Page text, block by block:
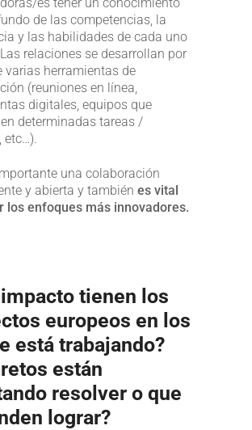
de las competencias, la
y las habilidades de cada uno
relaciones se desarrollan por
varias herramientas de
(reuniones en línea,
digitales, equipos que
determinadas tareas /
etc…).
una colaboración
y abierta y también es vital
los enfoques más innovadores.
impacto tienen los
europeos en los
está trabajando?
están
resolver o que
lograr?